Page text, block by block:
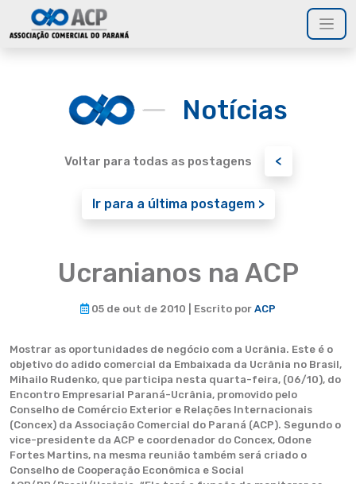
Notícias
Voltar para todas as postagens <
Ir para a última postagem >
Ucranianos na ACP
05 de out de 2010 | Escrito por ACP
Mostrar as oportunidades de negócio com a Ucrânia. Este é o
objetivo do adido comercial da Embaixada da Ucrânia no Brasil,
Mihailo Rudenko, que participa nesta quarta-feira, (06/10), do
Encontro Empresarial Paraná-Ucrânia, promovido pelo
Conselho de Comércio Exterior e Relações Internacionais
(Concex) da Associação Comercial do Paraná (ACP). Segundo o
vice-presidente da ACP e coordenador do Concex, Odone
Fortes Martins, na mesma reunião também será criado o
Conselho de Cooperação Econômica e Social